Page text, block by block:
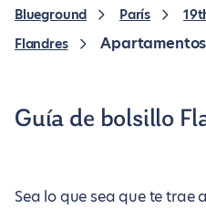
Blueground París
Flandres
Guía de bolsillo
Sea lo que sea que te trae